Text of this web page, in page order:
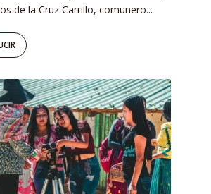
de la Cruz Carrillo, comunero...